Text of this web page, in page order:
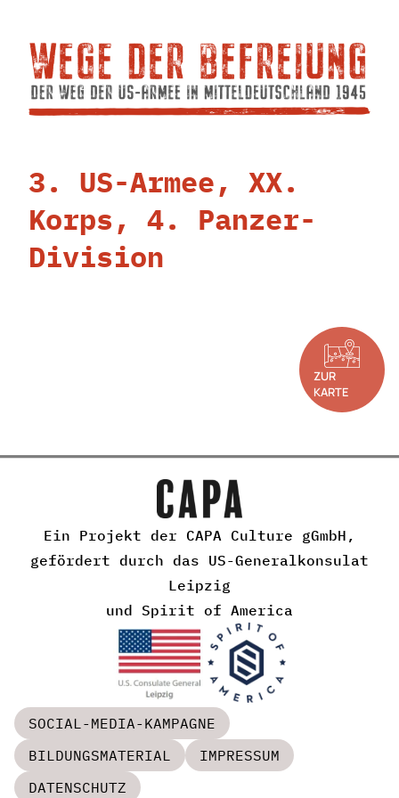
3. US-Armee, XX.
Korps, 4. Panzer-
Division
ZUR
KARTE
Ein Projekt der CAPA Culture gGmbH,
gefördert durch das US-Generalkonsulat
Leipzig
und Spirit of America
SOCIAL-MEDIA-KAMPAGNE
BILDUNGSMATERIAL
IMPRESSUM
DATENSCHUTZ